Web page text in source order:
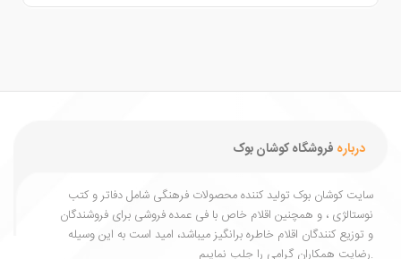
فروشگاه کوشان بوک
کوشان بوک تولید کننده محصولات فرهنگی شامل دفاتر و کتب
، و همچنین اقلام خاص با فی عمده فروشی برای فروشندگان
کنندگان اقلام خاطره برانگیز میباشد، امید است به این وسیله